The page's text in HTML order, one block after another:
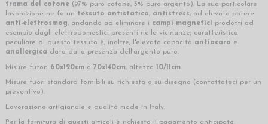
trama del cotone (97% puro cotone, 3% puro argento). La sua particolare
lavorazione ne fa un tessuto antistatico, antistress, ad elevato potere
anti-elettrosmog, andando ad eliminare i campi magnetici prodotti ad
esempio dagli elettrodomestici presenti nelle vicinanze; caratteristica
peculiare di questo tessuto è, inoltre, l'elevata capacità antiacaro e
anallergica data dalla presenza dell'argento puro.
Misure futon 60x120cm o 70x140cm, altezza 10/11cm.
Misure fuori standard fornibili su richiesta o su disegno (contattateci per un
preventivo).
Lavorazione artigianale e qualità made in Italy.
Per la fornitura di questi articoli è richiesto il pagamento anticipato.